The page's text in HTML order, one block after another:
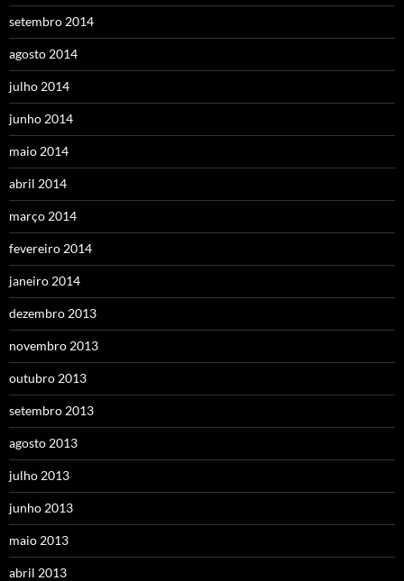
setembro 2014
agosto 2014
julho 2014
junho 2014
maio 2014
abril 2014
março 2014
fevereiro 2014
janeiro 2014
dezembro 2013
novembro 2013
outubro 2013
setembro 2013
agosto 2013
julho 2013
junho 2013
maio 2013
abril 2013